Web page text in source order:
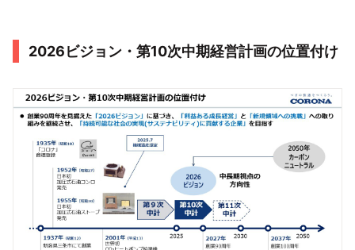
2026ビジョン・第10次中期経営計画の位置付け